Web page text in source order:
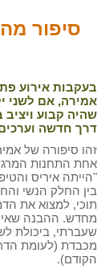
סיפור
בעקבות אירוע
אמירה, אם לשני
שהיה קבוע
דרך חדשה
זהו סיפורה של
אחת התחנות
"הייתה איריס
בין החלק הנשי
תוכי, למצוא את
מחדש. ההבנה
שעברתי, ביכולת
מכבדת (לעומת
הקודם).